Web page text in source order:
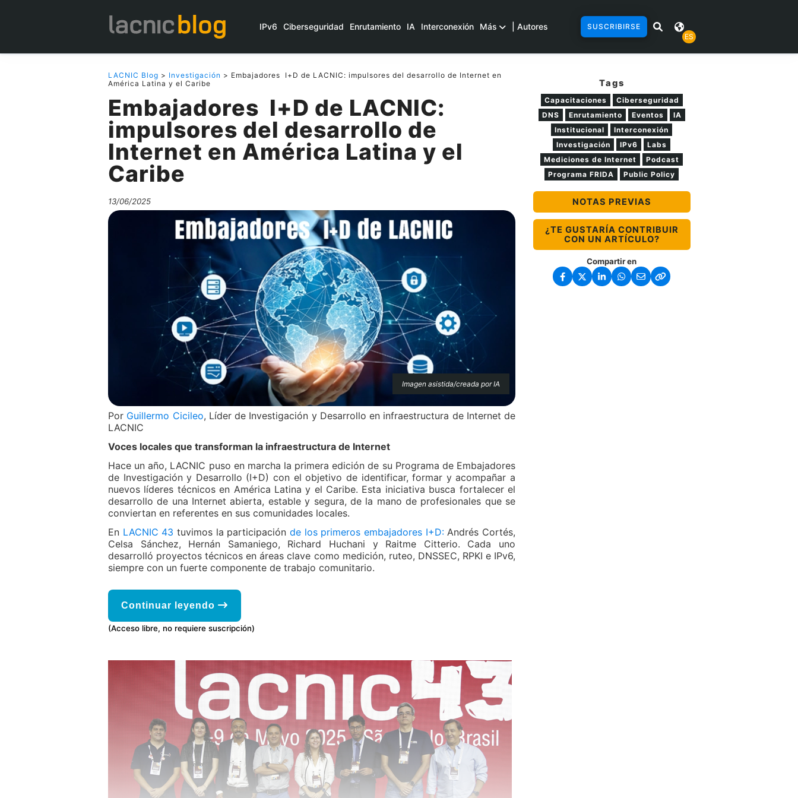
IPv6 Ciberseguridad Enrutamiento IA Interconexión Más | Autores
SUSCRIBIRSE
ES
LACNIC Blog > Investigación > Embajadores I+D de LACNIC: impulsores del desarrollo de Internet en
América Latina y el Caribe
Embajadores I+D de LACNIC:
impulsores del desarrollo de
Internet en América Latina y el
Caribe
13/06/2025
Imagen asistida/creada por IA
​Por Guillermo Cicileo, Líder de Investigación y Desarrollo en infraestructura de Internet de
LACNIC
Voces locales que transforman la infraestructura de Internet
Hace un año, LACNIC puso en marcha la primera edición de su Programa de Embajadores
de Investigación y Desarrollo (I+D) con el objetivo de identificar, formar y acompañar a
nuevos líderes técnicos en América Latina y el Caribe. Esta iniciativa busca fortalecer el
desarrollo de una Internet abierta, estable y segura, de la mano de profesionales que se
conviertan en referentes en sus comunidades locales.
En LACNIC 43 tuvimos la participaciónde los primeros embajadores I+D:Andrés Cortés,
Celsa Sánchez, Hernán Samaniego, Richard Huchani y Raitme Citterio. Cada uno
desarrolló proyectos técnicos en áreas clave como medición, ruteo, DNSSEC, RPKI e IPv6,
siempre con un fuerte componente de trabajo comunitario.
Continuar leyendo
(Acceso libre, no requiere suscripción)
Tags
Capacitaciones
Ciberseguridad
DNS
Enrutamiento Eventos
IA
Institucional
Interconexión
Investigación
IPv6
Labs
Mediciones de Internet
Podcast
Programa FRIDA
Public Policy
NOTAS PREVIAS
¿TE GUSTARÍA CONTRIBUIR
CON UN ARTÍCULO?
Compartir en